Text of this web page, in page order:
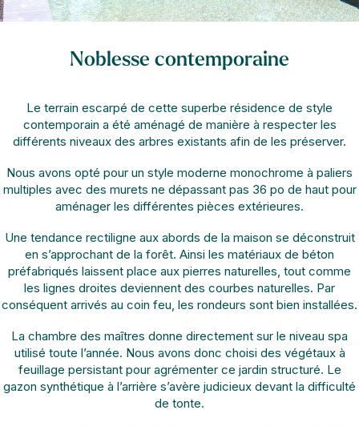
Noblesse contemporaine
Le terrain escarpé de cette superbe résidence de style
contemporain a été aménagé de manière à respecter les
différents niveaux des arbres existants afin de les préserver.
Nous avons opté pour un style moderne monochrome à paliers
multiples avec des murets ne dépassant pas 36 po de haut pour
aménager les différentes pièces extérieures.
Une tendance rectiligne aux abords de la maison se déconstruit
en s’approchant de la forêt. Ainsi les matériaux de béton
préfabriqués laissent place aux pierres naturelles, tout comme
les lignes droites deviennent des courbes naturelles. Par
conséquent arrivés au coin feu, les rondeurs sont bien installées.
La chambre des maîtres donne directement sur le niveau spa
utilisé toute l’année. Nous avons donc choisi des végétaux à
feuillage persistant pour agrémenter ce jardin structuré. Le
gazon synthétique à l’arrière s’avère judicieux devant la difficulté
de tonte.